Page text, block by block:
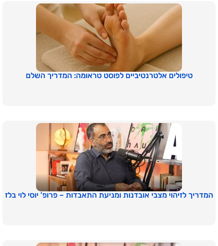
טיפולים אלטרנטיביים לפוסט טראומה: המדריך השלם
המדריך לזיהוי מצבי אובדנות ומניעת התאבדות – פרופ' יוסי לוי בלז